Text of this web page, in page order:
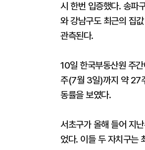
시 한번 입증했다. 송파
와 강남구도 최근의 집
관측된다.
10일 한국부동산원 주
주(7월 3일)까지 약 27
동률을 보였다.
서초구가 올해 들어 지
었다. 이들 두 자치구는